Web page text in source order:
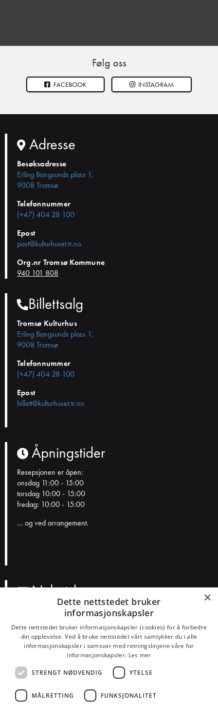
Følg oss
FACEBOOK INSTAGRAM
Adresse
Besøksadresse
Erling Bangsunds plass 1,
9008 Tromsø
Telefonnummer
(+47) 404 28 100
Epost
post@kulturhuset.tr.no
Org.nr Tromsø Kommune
940 101 808
Billettsalg
Tromsø Kulturhus
Erling Bangsunds plass 1,
9008 Tromsø
Telefonnummer
(+47) 404 28 100
Epost
billett@kulturhuset.tr.no
Åpningstider
Resepsjonen er åpen:
onsdag 11:00 - 15:00
torsdag 10:00 - 15:00
fredag: 10:00 - 15:00
... og ved arrangement.
Nyhetsbrev
a
s
t
Smakspreferanser?
Konserter
Teater Humor Barn Dans
×
Dette nettstedet bruker
informasjonskapsler
Dette nettstedet bruker informasjonskapsler (cookies) for å forbedre
din opplevelse. Ved å bruke nettstedet vårt samtykker du i alle
informasjonskapsler i samsvar med retningslinjene våre for
informasjonskapsler. Les mer
STRENGT NØDVENDIG YTELSE
MÅLRETTING FUNKSJONALITET